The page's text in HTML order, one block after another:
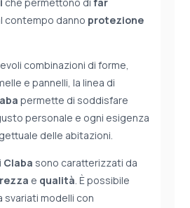
che permettono difar
contempo danno protezione
combinazioni di forme,
e pannelli, la linea di
permette di soddisfare
personale e ogni esigenza
delle abitazioni.
Claba sono caratterizzati da
e qualità. È possibile
modelli con